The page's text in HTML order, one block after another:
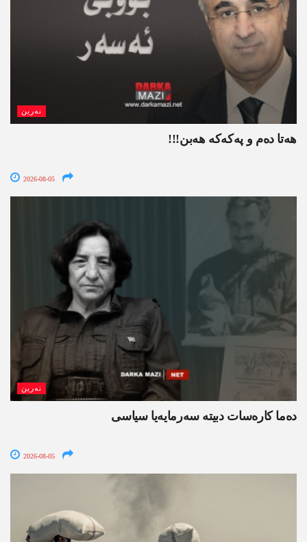
نەرین
ھەتا دەم و پەکەکە ھەبن!!!
2026-08-05
نەرین
ده‌ما کاره‌سات دبیتە سه‌رمایه‌یا سیاسی
2026-08-05